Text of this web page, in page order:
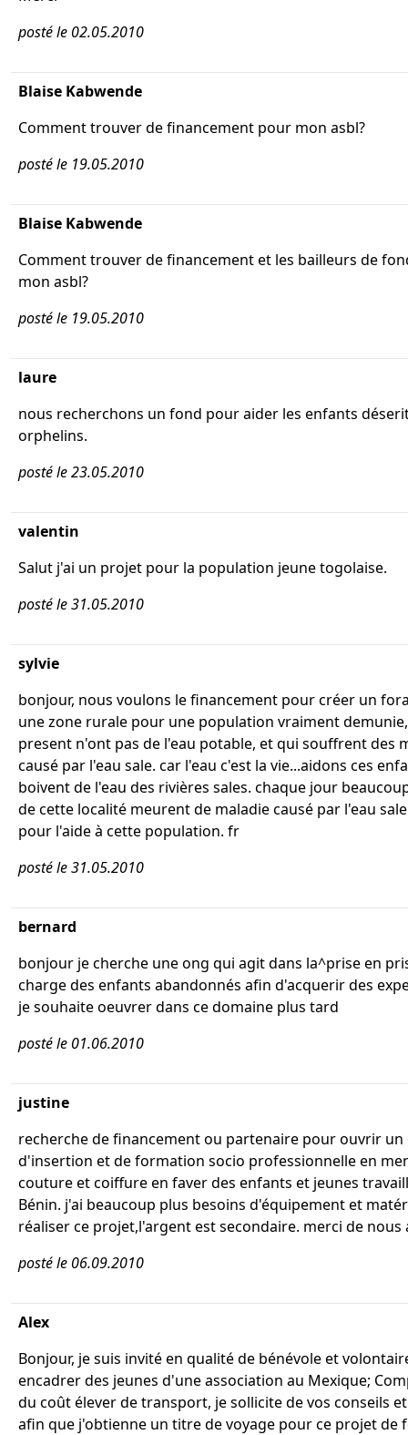
posté le 02.05.2010
Blaise Kabwende
Comment trouver de financement pour mon asbl?
posté le 19.05.2010
Blaise Kabwende
Comment trouver de financement et les bailleurs de
mon asbl?
posté le 19.05.2010
laure
nous recherchons un fond pour aider les enfants
orphelins.
posté le 23.05.2010
valentin
Salut j'ai un projet pour la population jeune togolaise.
posté le 31.05.2010
sylvie
bonjour, nous voulons le financement pour créer un
une zone rurale pour une population vraiment
present n'ont pas de l'eau potable, et qui souffrent des
causé par l'eau sale. car l'eau c'est la vie...aidons ces
boivent de l'eau des rivières sales. chaque jour
de cette localité meurent de maladie causé par l'eau
pour l'aide à cette population. fr
posté le 31.05.2010
bernard
bonjour je cherche une ong qui agit dans la^prise en
charge des enfants abandonnés afin d'acquerir des
je souhaite oeuvrer dans ce domaine plus tard
posté le 01.06.2010
justine
recherche de financement ou partenaire pour ouvrir un
d'insertion et de formation socio professionnelle en
couture et coiffure en faver des enfants et jeunes
Bénin. j'ai beaucoup plus besoins d'équipement et
réaliser ce projet,l'argent est secondaire. merci de nous
posté le 06.09.2010
Alex
Bonjour, je suis invité en qualité de bénévole et
encadrer des jeunes d'une association au Mexique;
du coût élever de transport, je sollicite de vos conseils
afin que j'obtienne un titre de voyage pour ce projet de